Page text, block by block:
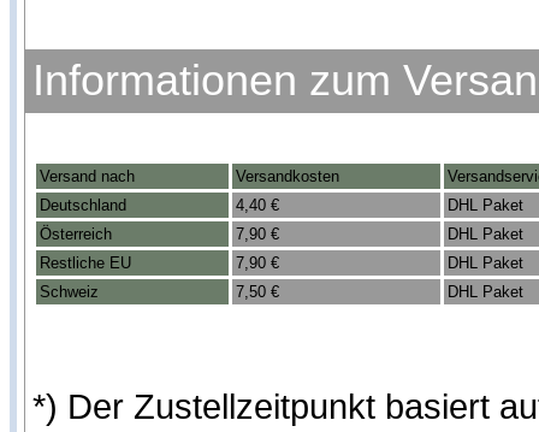
Informationen zum
Versand nach Versandkosten
Deutschland
4,40 €
DHL Paket
Österreich
7,90 €
DHL Paket
Restliche EU
7,90 €
DHL Paket
Schweiz
7,50 € DHL Paket
*) Der Zustellzeitpunkt basiert